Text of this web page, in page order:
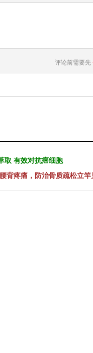
评论前需要先
取 有效对抗癌细胞
背疼痛，防治骨质疏松立竿